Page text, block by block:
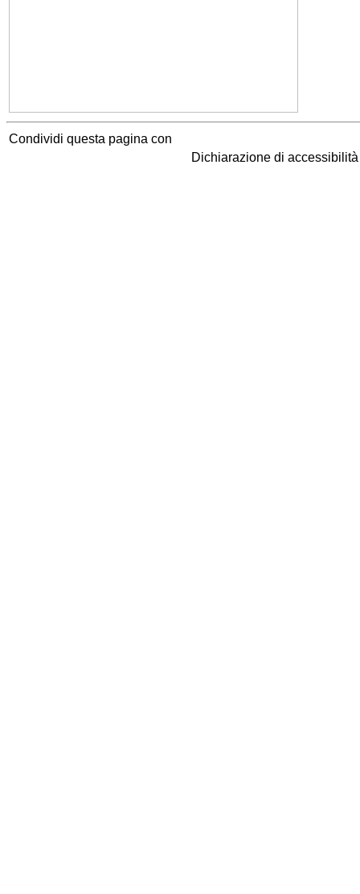
Condividi questa pagina con
Dichiarazione di